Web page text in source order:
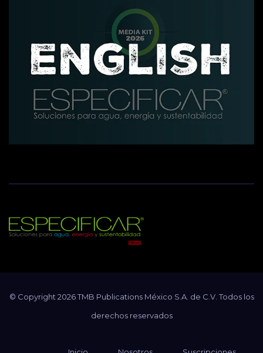
Revista Especificar
© Copyright 2026 TMB Publications México S.A. de C.V. Todos los
derechos reservados